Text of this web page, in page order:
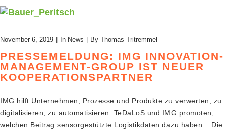
November 6, 2019 In News By Thomas Tritremmel
PRESSEMELDUNG: IMG INNOVATION-
MANAGEMENT-GROUP IST NEUER
KOOPERATIONSPARTNER
IMG hilft Unternehmen, Prozesse und Produkte zu verwerten, zu
digitalisieren, zu automatisieren. TeDaLoS und IMG promoten,
welchen Beitrag sensorgestützte Logistikdaten dazu haben. Die